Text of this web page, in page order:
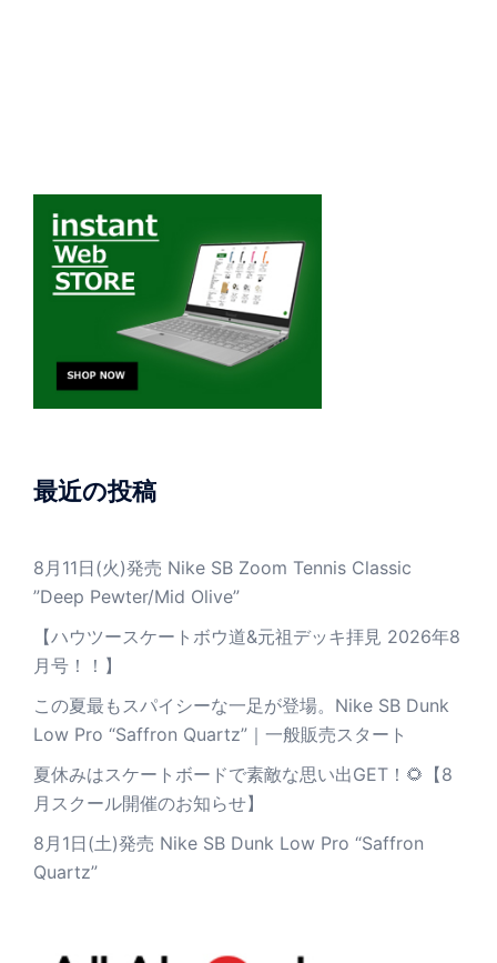
最近の投稿
8月11日(火)発売 Nike SB Zoom Tennis Classic
”Deep Pewter/Mid Olive”
【ハウツースケートボウ道&元祖デッキ拝見 2026年8
月号！！】
この夏最もスパイシーな一足が登場。Nike SB Dunk
Low Pro “Saffron Quartz”｜一般販売スタート
夏休みはスケートボードで素敵な思い出GET！🌻【8
月スクール開催のお知らせ】
8月1日(土)発売 Nike SB Dunk Low Pro “Saffron
Quartz”